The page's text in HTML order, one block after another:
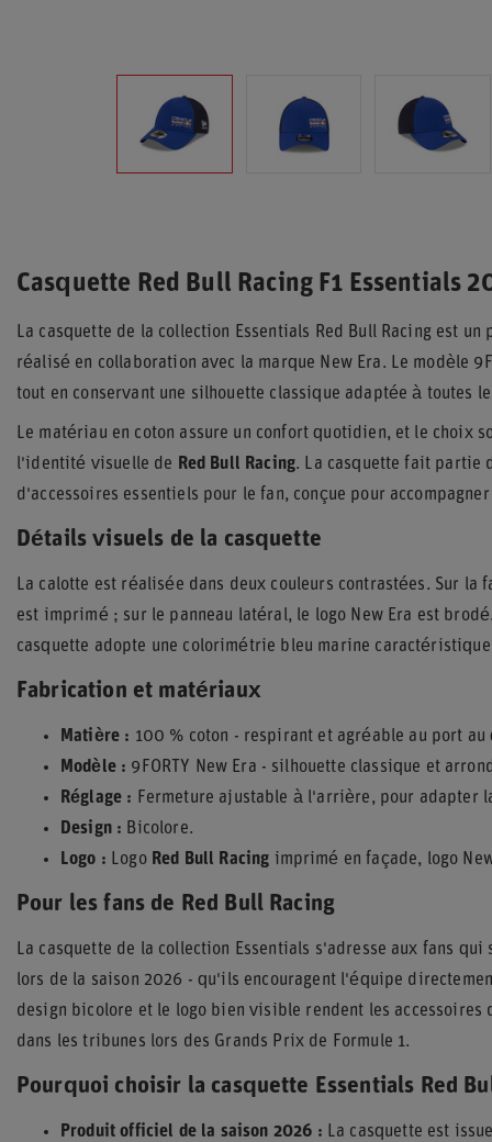
Casquette Red Bull Racing F1 Essentials
La casquette de la collection Essentials Red Bull Racing est
réalisé en collaboration avec la marque New Era. Le modèle
tout en conservant une silhouette classique adaptée à toutes
Le matériau en coton assure un confort quotidien, et le choix
l'identité visuelle de Red Bull Racing. La casquette fait partie
d'accessoires essentiels pour le fan, conçue pour
Détails visuels de la casquette
La calotte est réalisée dans deux couleurs contrastées. Sur la
est imprimé ; sur le panneau latéral, le logo New Era est
casquette adopte une colorimétrie bleu marine
Fabrication et matériaux
Matière : 100 % coton - respirant et agréable au port au
Modèle : 9FORTY New Era - silhouette classique et
Réglage : Fermeture ajustable à l'arrière, pour adapter
Design : Bicolore.
Logo : Logo Red Bull Racing imprimé en façade, logo
Pour les fans de Red Bull Racing
La casquette de la collection Essentials s'adresse aux fans qui
lors de la saison 2026 - qu'ils encouragent l'équipe
design bicolore et le logo bien visible rendent les
dans les tribunes lors des Grands Prix de Formule 1.
Pourquoi choisir la casquette Essentials Red
Produit officiel de la saison 2026 : La casquette est